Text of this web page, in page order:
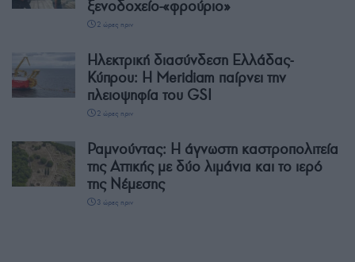
ξενοδοχείο-«φρούριο»
2 ώρες πριν
Ηλεκτρική διασύνδεση Ελλάδας-
Κύπρου: Η Meridiam παίρνει την
πλειοψηφία του GSI
2 ώρες πριν
Ραμνούντας: Η άγνωστη καστροπολιτεία
της Αττικής με δύο λιμάνια και το ιερό
της Νέμεσης
3 ώρες πριν